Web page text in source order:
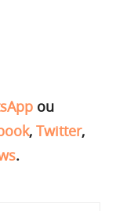
ou
, Twitter,
.